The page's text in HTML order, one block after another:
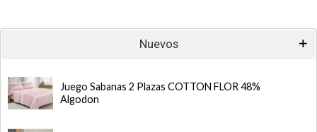
Nuevos
Juego Sabanas 2 Plazas COTTON FLOR 48%
Algodon